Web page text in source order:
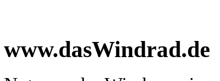
www.dasWindrad.de